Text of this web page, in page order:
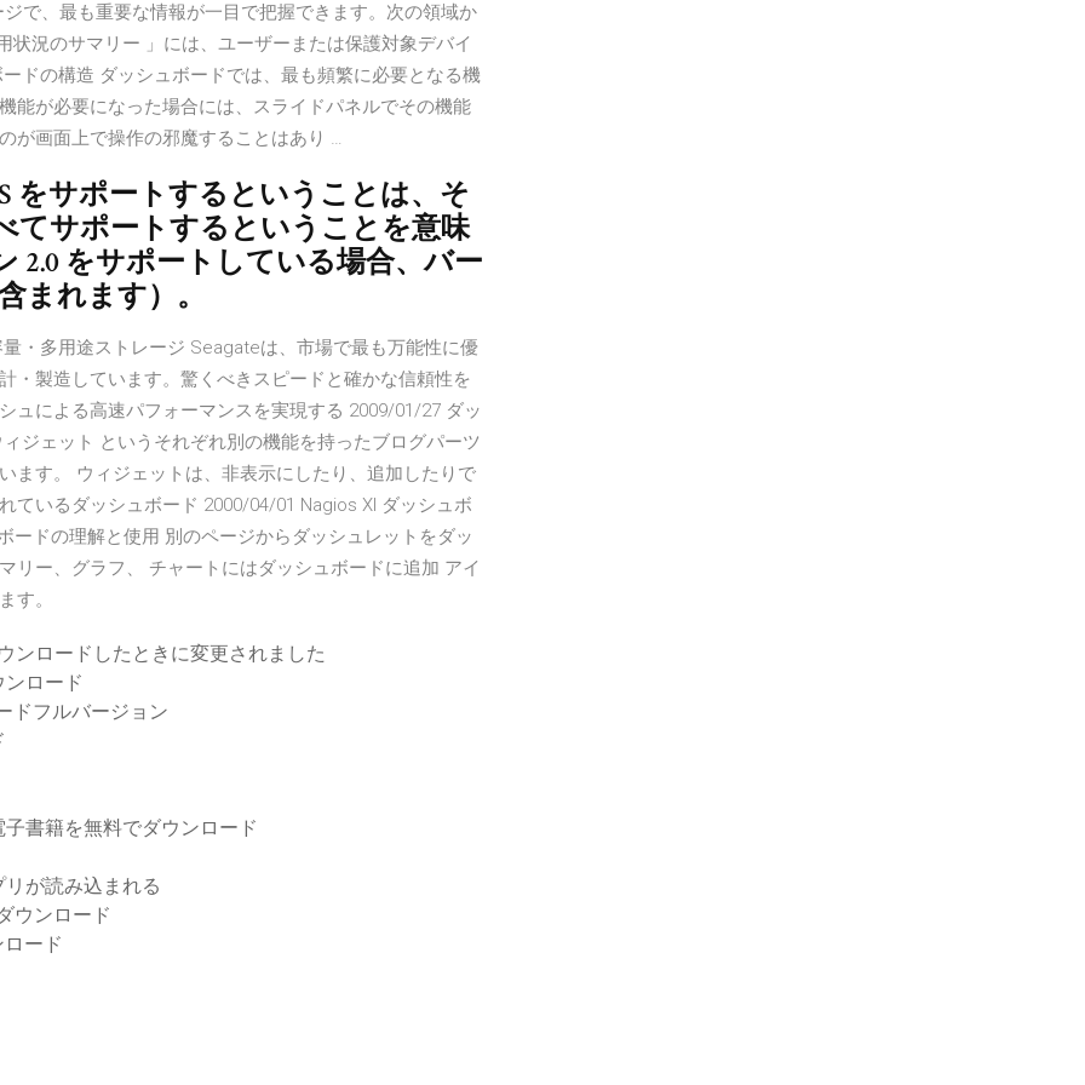
で、最も重要な情報が一目で把握できます。次の領域か
況のサマリー 」には、ユーザーまたは保護対象デバイ
ドの構造 ダッシュボードでは、最も頻繁に必要となる機
能が必要になった場合には、スライドパネルでその機能
が画面上で操作の邪魔することはあり …
をサポートするということは、そ
てサポートするということを意味
2.0 をサポートしている場合、バー
まれます）。
・多用途ストレージ Seagateは、市場で最も万能性に優
・製造しています。驚くべきスピードと確かな信頼性を
ュによる高速パフォーマンスを実現する 2009/01/27 ダッ
ジェット というそれぞれ別の機能を持ったブログパーツ
ます。 ウィジェットは、非表示にしたり、追加したりで
ているダッシュボード 2000/04/01 Nagios XI ダッシュボ
ードの理解と使用 別のページからダッシュレットをダッ
リー、グラフ、 チャートにはダッシュボードに追加 アイ
す。
ンロードしたときに変更されました
ロード
ドフルバージョン
書籍を無料でダウンロード
が読み込まれる
ウンロード
ード